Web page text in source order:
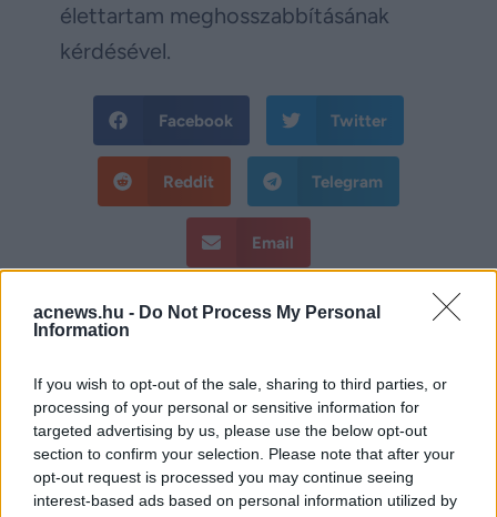
acnews.hu - Do Not Process My Personal
Information
If you wish to opt-out of the sale, sharing to third parties, or
processing of your personal or sensitive information for
targeted advertising by us, please use the below opt-out
section to confirm your selection. Please note that after your
opt-out request is processed you may continue seeing
interest-based ads based on personal information utilized by
élettartam meghosszabbításának
kérdésével.
Facebook Twitter
Reddit Telegram
Email